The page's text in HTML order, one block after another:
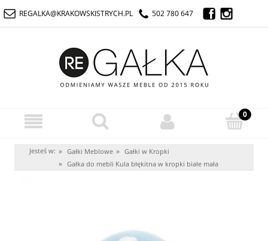
REGALKA@KRAKOWSKISTRYCH.PL 502 780 647
Jesteś w: » Gałki Meblowe » Gałki w Kropki
» Gałka do mebli Kula błękitna w kropki białe mała